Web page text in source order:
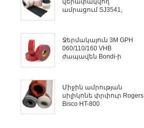
ամրացում SJ3541,
Ջերմակայուն 3M GPH
060/110/160 VHB
ժապավեն Bondi-ի
Միջին ամրության
սիլիկոնե փրփուր Rogers
Bisco HT-800